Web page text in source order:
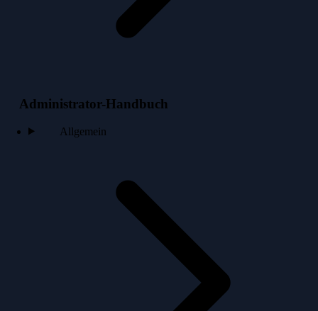
Administrator-Handbuch
Allgemein